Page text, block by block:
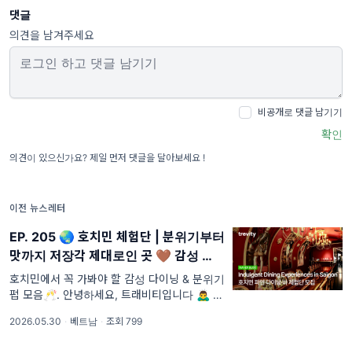
댓글
의견을 남겨주세요
비공개로 댓글 남기기
확인
의견이 있으신가요? 제일 먼저 댓글을 달아보세요 !
이전 뉴스레터
EP. 205 🌏 호치민 체험단 | 분위기부터
맛까지 저장각 제대로인 곳 🤎 감성 스팟
모음🛎️♨️
호치민에서 꼭 가봐야 할 감성 다이닝 & 분위기
펍 모음🥂. 안녕하세요, 트래비티입니다 🙇‍♂️ 호
2026.05.30 · 베트남 · 조회 799